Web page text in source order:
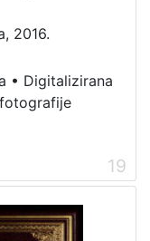
2016.
• Digitalizirana
19